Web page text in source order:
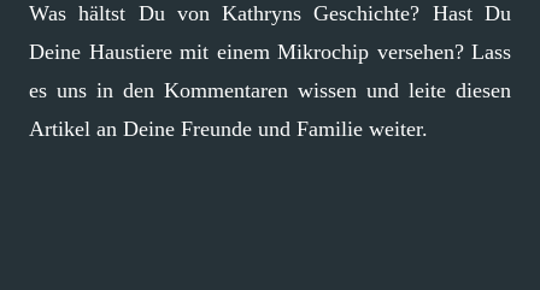
Was hältst Du von Kathryns Geschichte? Hast Du
Deine Haustiere mit einem Mikrochip versehen? Lass
es uns in den Kommentaren wissen und leite diesen
Artikel an Deine Freunde und Familie weiter.